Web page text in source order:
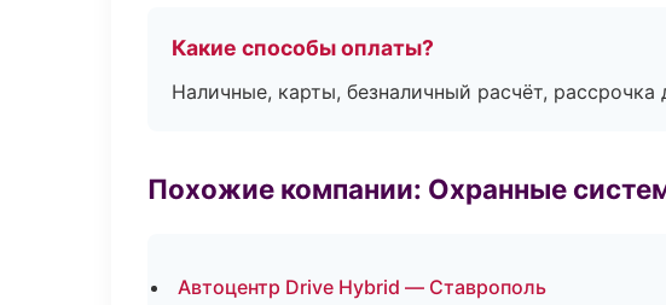
Какие способы оплаты?
Наличные, карты, безналичный расчёт, рассрочка
Похожие компании: Охранные
Автоцентр Drive Hybrid — Ставрополь